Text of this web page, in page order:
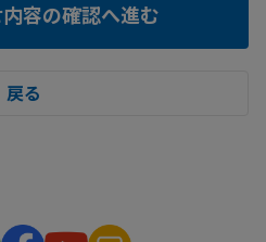
容の確認へ進む
戻る